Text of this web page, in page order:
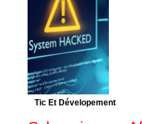
Tic Et Dévelopement